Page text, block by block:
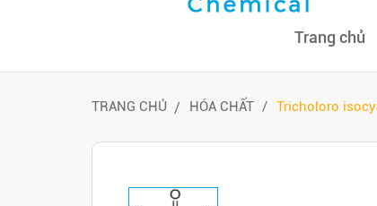
Trang chủ
TRANG CHỦ HÓA CHẤT Tricholoro